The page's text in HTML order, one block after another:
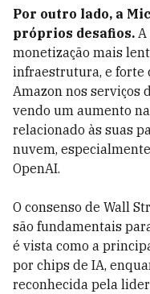
Por outro lado, a
próprios desafios.
monetização mais
infraestrutura, e forte
Amazon nos serviços
vendo um aumento
relacionado às suas
nuvem,
OpenAI.
O consenso de Wall
são fundamentais
é vista como a
por chips de IA,
reconhecida pela